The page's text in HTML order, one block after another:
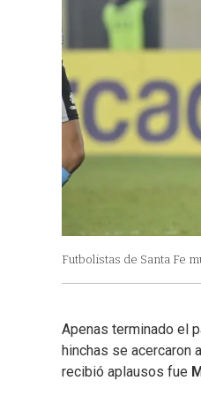
Futbolistas de Santa Fe
Apenas terminado el
hinchas se acercaron
recibió aplausos fue